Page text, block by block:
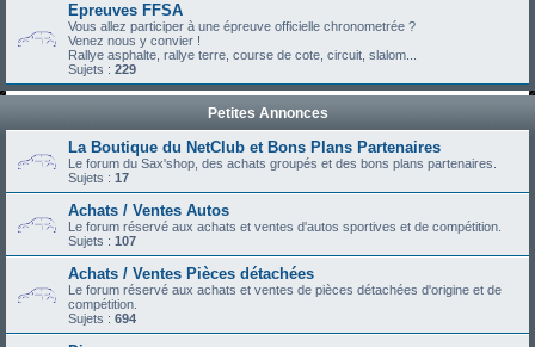
Epreuves FFSA
Vous allez participer à une épreuve officielle chronometrée ?
Venez nous y convier !
Rallye asphalte, rallye terre, course de cote, circuit, slalom...
Sujets : 229
Petites Annonces
La Boutique du NetClub et Bons Plans Partenaires
Le forum du Sax'shop, des achats groupés et des bons plans partenaires.
Sujets : 17
Achats / Ventes Autos
Le forum réservé aux achats et ventes d'autos sportives et de compétition.
Sujets : 107
Achats / Ventes Pièces détachées
Le forum réservé aux achats et ventes de pièces détachées d'origine et de
compétition.
Sujets : 694